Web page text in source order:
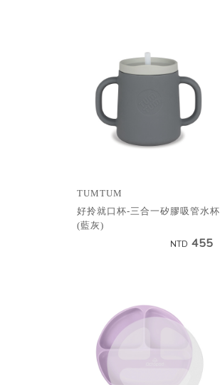
TUMTUM
好拎就口杯-三合一矽膠吸管水杯
(藍灰)
NTD 455